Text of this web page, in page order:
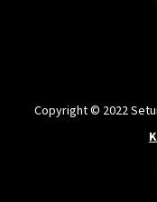
Copyright © 2022